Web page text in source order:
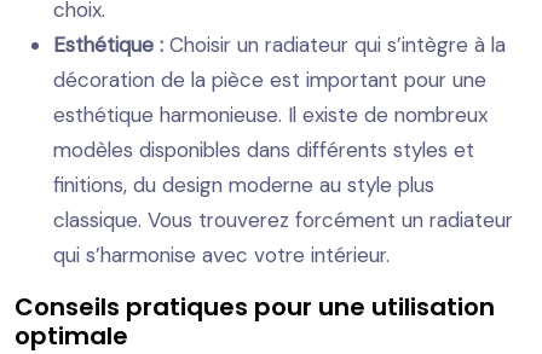
choix.
Esthétique : Choisir un radiateur qui s’intègre à la
décoration de la pièce est important pour une
esthétique harmonieuse. Il existe de nombreux
modèles disponibles dans différents styles et
finitions, du design moderne au style plus
classique. Vous trouverez forcément un radiateur
qui s’harmonise avec votre intérieur.
Conseils pratiques pour une utilisation
optimale